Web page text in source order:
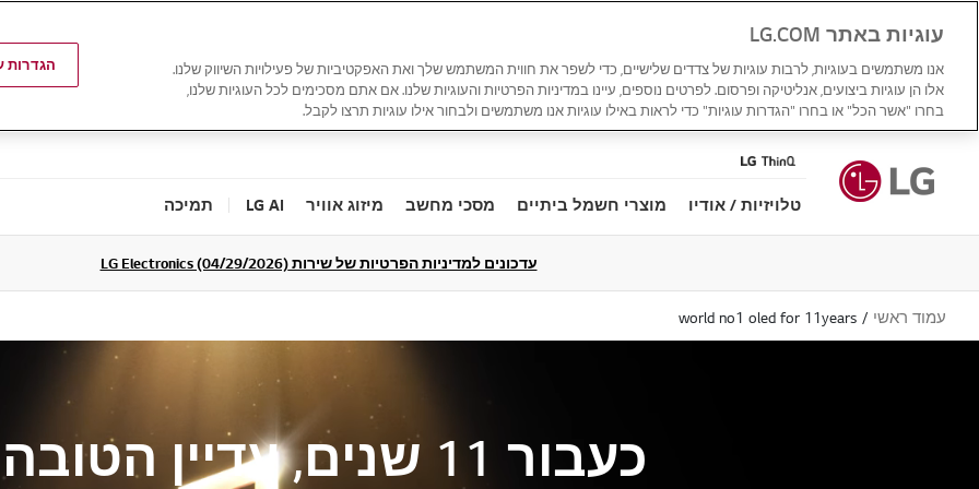
טלויזיות / אודיו מוצרי חשמל ביתיים מסכי מחשב מיזוג אוויר LG AI תמיכה
עדכונים למדיניות הפרטיות של שירות LG Electronics (04/29/2026)
עמוד ראשי world no1 oled for 11years
כעבור 11 שנים, עדיין הטובה בעולם
עוגיות באתר LG.COM
אנו משתמשים בעוגיות, לרבות עוגיות של צדדים שלישיים, כדי לשפר את חווית המשתמש שלך ואת האפקטיביות של פעילויות השיווק שלנו.
אלו הן עוגיות ביצועים, אנליטיקה ופרסום. לפרטים נוספים, עיינו במדיניות הפרטיות והעוגיות שלנו. אם אתם מסכימים לכל העוגיות שלנו,
בחרו "אשר הכל" או בחרו "הגדרות עוגיות" כדי לראות באילו עוגיות אנו משתמשים ולבחור אילו עוגיות תרצו לקבל.
הגדרות